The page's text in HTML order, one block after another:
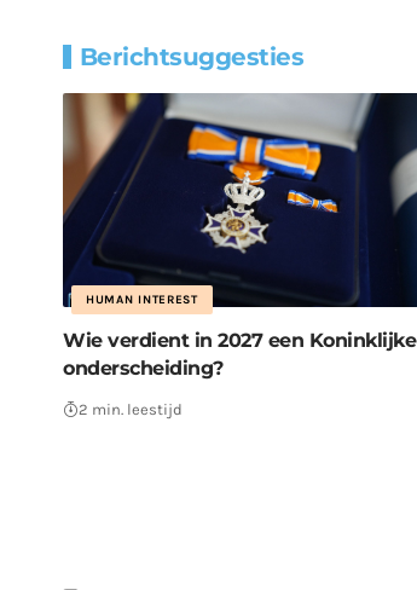
Berichtsuggesties
HUMAN INTEREST
Wie verdient in 2027 een Koninklijke
onderscheiding?
2 min. leestijd